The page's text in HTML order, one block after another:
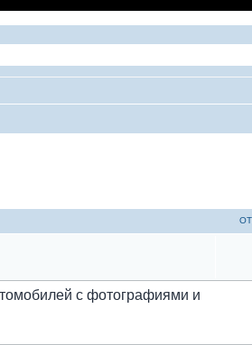
с фотографиями и